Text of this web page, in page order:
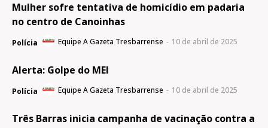
Mulher sofre tentativa de homicídio em padaria
no centro de Canoinhas
Polícia Equipe A Gazeta Tresbarrense - 10 de abril de 2025
Alerta: Golpe do MEI
Polícia Equipe A Gazeta Tresbarrense - 10 de abril de 2025
Três Barras inicia campanha de vacinação contra a